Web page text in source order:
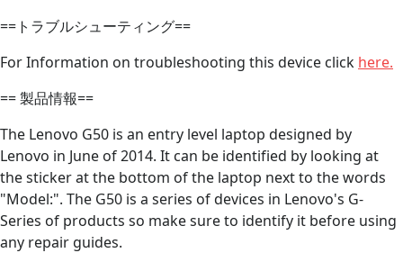
==トラブルシューティング==
For Information on troubleshooting this device click here.
== 製品情報==
The Lenovo G50 is an entry level laptop designed by
Lenovo in June of 2014. It can be identified by looking at
the sticker at the bottom of the laptop next to the words
"Model:". The G50 is a series of devices in Lenovo's G-
Series of products so make sure to identify it before using
any repair guides.